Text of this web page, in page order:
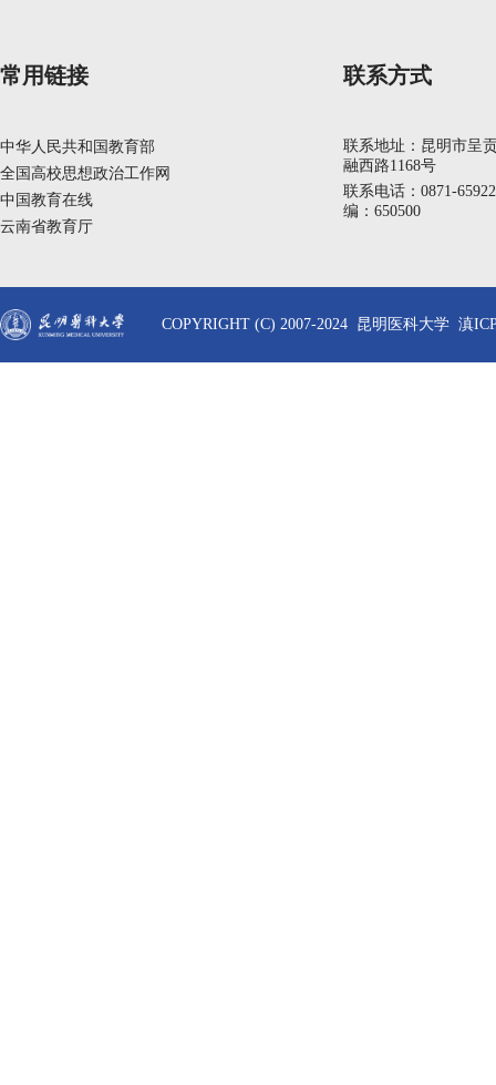
常用链接
中华人民共和国教育部
全国高校思想政治工作网
中国教育在线
云南省教育厅
联系方式
联系地址：昆明市呈
融西路1168号
联系电话：0871-
编：650500
COPYRIGHT (C) 2007-2024 昆明医科大学 滇